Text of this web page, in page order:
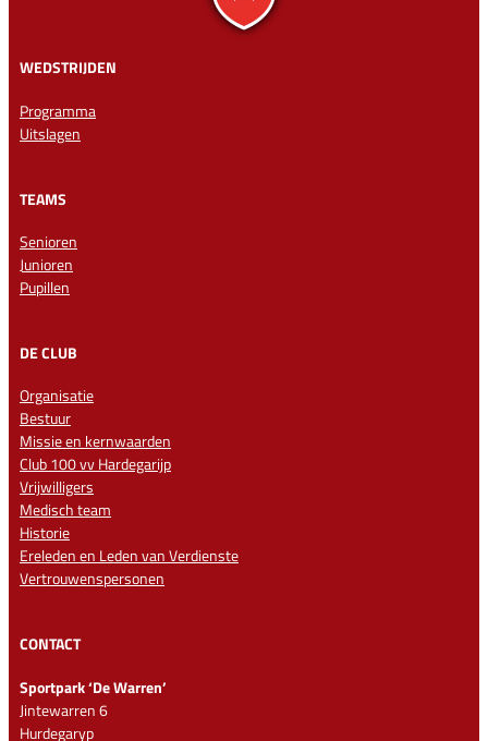
WEDSTRIJDEN
Programma
Uitslagen
TEAMS
Senioren
Junioren
Pupillen
DE CLUB
Organisatie
Bestuur
Missie en kernwaarden
Club 100 vv Hardegarijp
Vrijwilligers
Medisch team
Historie
Ereleden en Leden van Verdienste
Vertrouwenspersonen
CONTACT
Sportpark ‘De Warren’
Jintewarren 6
Hurdegaryp